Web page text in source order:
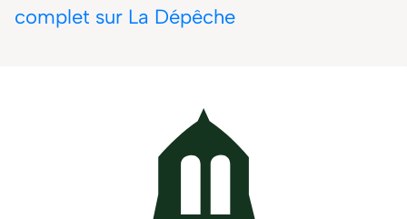
complet sur La Dépêche